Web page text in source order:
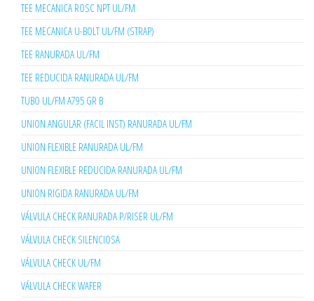
TEE MECANICA ROSC NPT UL/FM
TEE MECANICA U-BOLT UL/FM (STRAP)
TEE RANURADA UL/FM
TEE REDUCIDA RANURADA UL/FM
TUBO UL/FM A795 GR B
UNION ANGULAR (FACIL INST) RANURADA UL/FM
UNION FLEXIBLE RANURADA UL/FM
UNION FLEXIBLE REDUCIDA RANURADA UL/FM
UNION RIGIDA RANURADA UL/FM
VÁLVULA CHECK RANURADA P/RISER UL/FM
VÁLVULA CHECK SILENCIOSA
VÁLVULA CHECK UL/FM
VÁLVULA CHECK WAFER